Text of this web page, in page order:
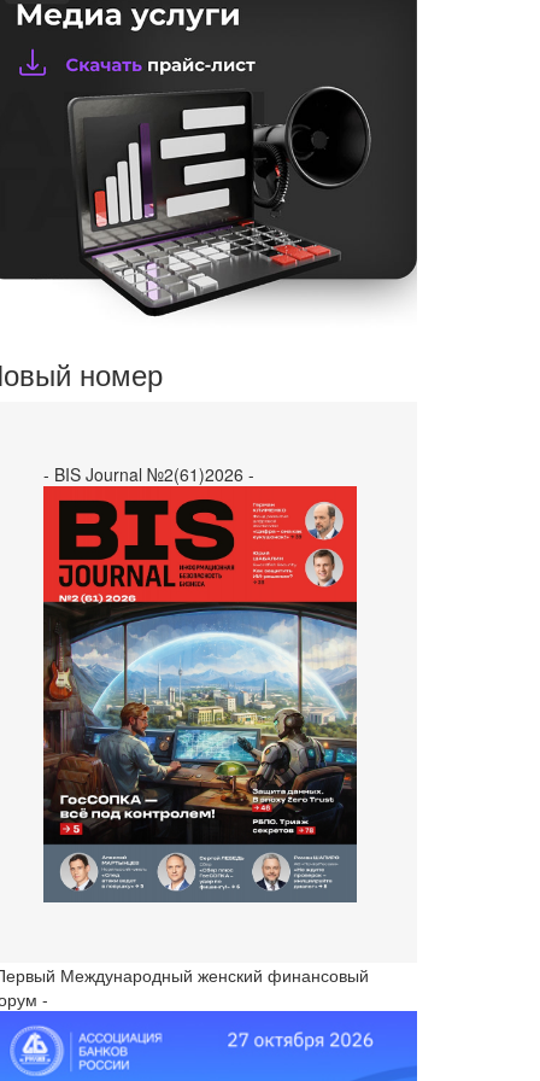
номер
- BIS Journal №2(61)2026 -
Международный женский финансовый
-